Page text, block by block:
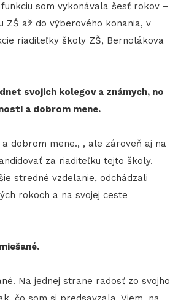
som vykonávala šesť rokov –
ZŠ až do výberového konania, v
riaditeľky školy ZŠ, Bernolákova
svojich kolegov a známych, no
a dobrom mene.
dobrom mene., , ale zároveň aj na
za riaditeľku tejto školy.
stredné vzdelanie, odchádzali
rokoch a na svojej ceste
Na jednej strane radosť zo svojho